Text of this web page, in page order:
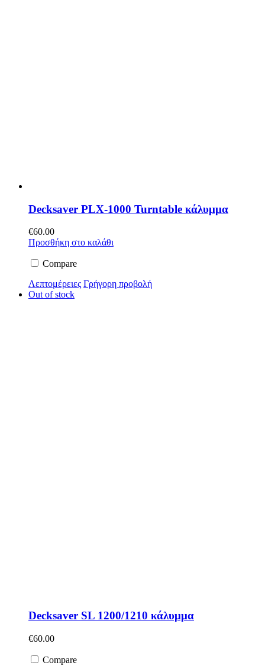
Decksaver PLX-1000 Turntable κάλυμμα
€60.00
Προσθήκη στο καλάθι
Compare
Λεπτομέρειες Γρήγορη προβολή
Out of stock
Decksaver SL 1200/1210 κάλυμμα
€60.00
Compare